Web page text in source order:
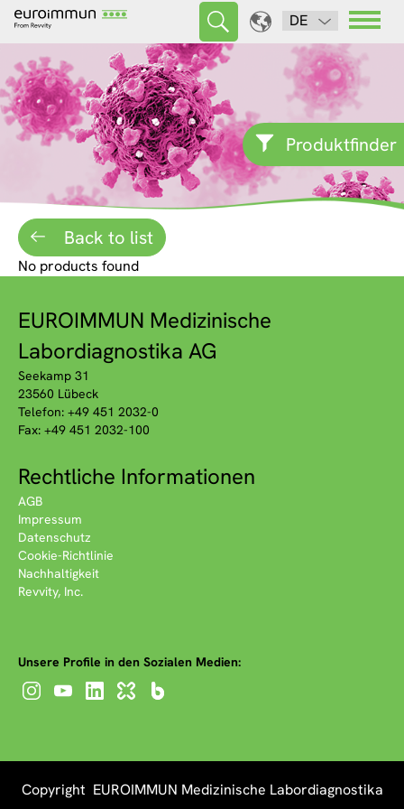
DE
Produktfinder
Back to list
No products found
EUROIMMUN Medizinische
Labordiagnostika AG
Seekamp 31
23560 Lübeck
Telefon: +49 451 2032-0
Fax: +49 451 2032-100
Rechtliche Informationen
AGB
Impressum
Datenschutz
Cookie-Richtlinie
Nachhaltigkeit
Revvity, Inc.
Unsere Profile in den Sozialen Medien:
Copyright EUROIMMUN Medizinische Labordiagnostika